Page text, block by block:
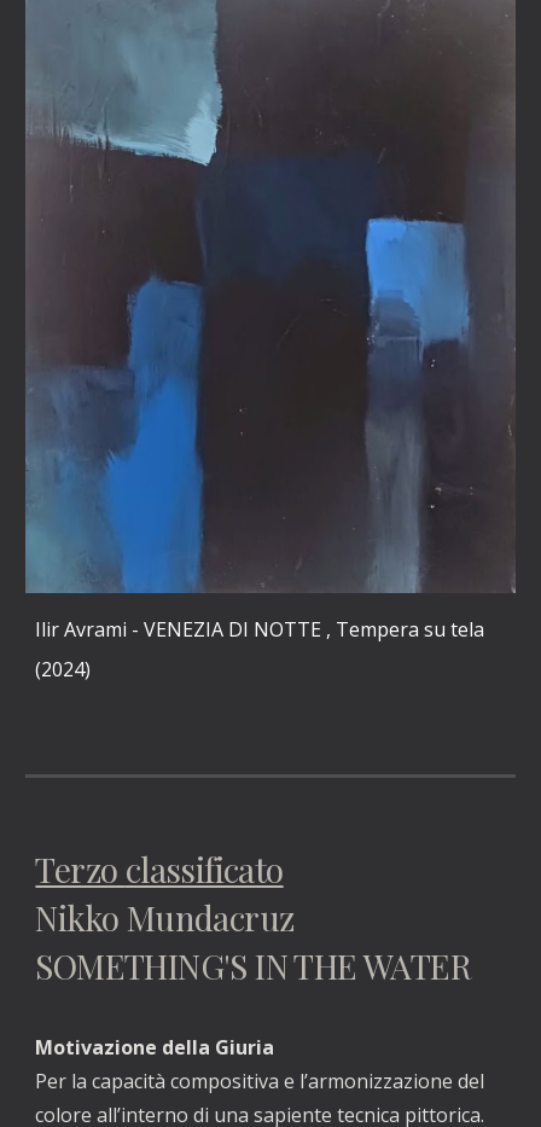
Ilir Avrami - VENEZIA DI NOTTE , Tempera su tela
(2024)
Terzo classificato
Nikko Mundacruz
SOMETHING'S IN THE WATER
Motivazione della Giuria
Per la capacità compositiva e l’armonizzazione del
colore all’interno di una sapiente tecnica pittorica.